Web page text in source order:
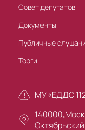
Совет депутатов
Документы
Публичные
Торги
МУ «ЕДДС